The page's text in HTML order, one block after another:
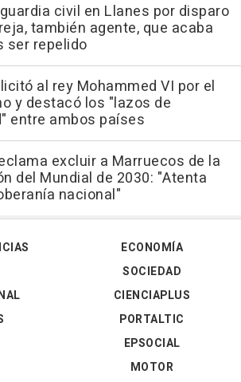
civil en Llanes por disparo
también agente, que acaba
ser repelido
al rey Mohammed VI por el
y destacó los "lazos de
entre ambos países
excluir a Marruecos de la
del Mundial de 2030: "Atenta
nacional"
ECONOMÍA
SOCIEDAD
CIENCIAPLUS
PORTALTIC
EPSOCIAL
MOTOR